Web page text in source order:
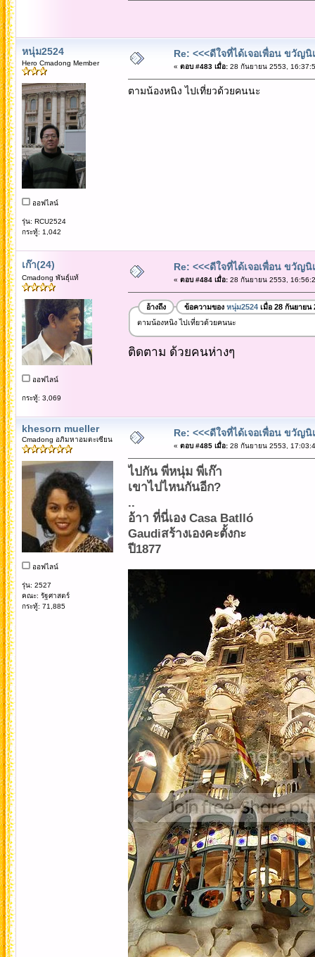
หนุ่ม2524
Hero Cmadong Member
ออฟไลน์
รุ่น: RCU2524
กระทู้: 1,042
Re: <<<ดีใจที่ได้เจอเพื่อน ขวัญนิ
« ตอบ #483 เมื่อ:28 กันยายน 2553,
ตามน้องหนิง ไปเที่ยวด้วยคนนะ
เก๊า(24)
Cmadong พันธุ์แท้
ออฟไลน์
กระทู้: 3,069
Re: <<<ดีใจที่ได้เจอเพื่อน ขวัญนิ
« ตอบ #484 เมื่อ:28 กันยายน 2553,
อ้างถึง ข้อความของ หนุ่ม2524เมื่อ 28 กันยายน
ตามน้องหนิง ไปเที่ยวด้วยคนนะ
ติดตาม ด้วยคนห่างๆ
khesorn mueller
Cmadong อภิมหาอมตะเซียน
ออฟไลน์
รุ่น: 2527
คณะ: รัฐศาสตร์
กระทู้: 71,885
Re: <<<ดีใจที่ได้เจอเพื่อน ขวัญนิ
« ตอบ #485 เมื่อ:28 กันยายน 2553,
ไปกัน พี่หนุ่ม พี่เก๊า
เขาไปไหนกันอีก?
..
อ้าา ที่นี่เอง Casa Batlló
Gaudiสร้างเองคะตั้งกะ
ปี1877